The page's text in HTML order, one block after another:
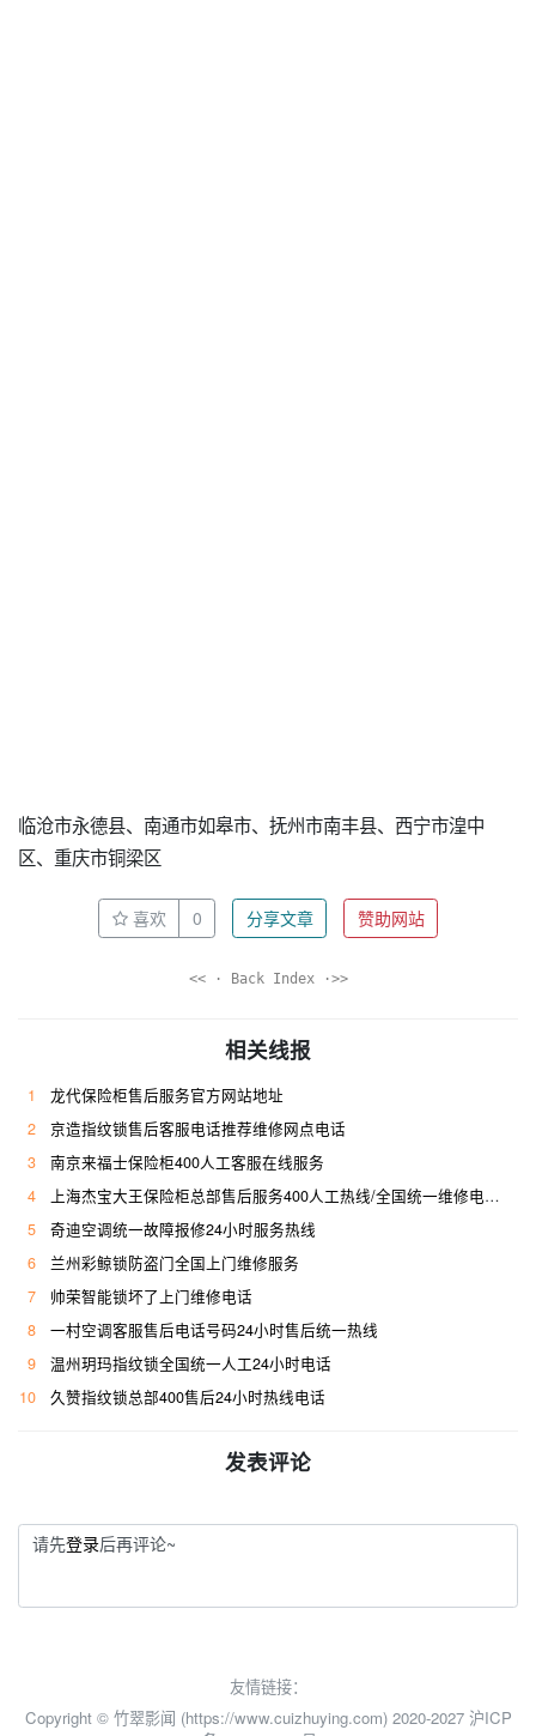
临沧市永德县、南通市如皋市、抚州市南丰县、西宁市湟中
区、重庆市铜梁区
喜欢 0 分享文章 赞助网站
<< · Back Index ·>>
相关线报
1
龙代保险柜售后服务官方网站地址
2
京造指纹锁售后客服电话推荐维修网点电话
3
南京来福士保险柜400人工客服在线服务
4
上海杰宝大王保险柜总部售后服务400人工热线/全国统一维修电话是多少
5
奇迪空调统一故障报修24小时服务热线
6
兰州彩鲸锁防盗门全国上门维修服务
7
帅荣智能锁坏了上门维修电话
8
一村空调客服售后电话号码24小时售后统一热线
9
温州玥玛指纹锁全国统一人工24小时电话
10
久赞指纹锁总部400售后24小时热线电话
发表评论
请先登录后再评论~
友情链接：
Copyright © 竹翠影闻 (https://www.cuizhuying.com) 2020-2027 沪ICP